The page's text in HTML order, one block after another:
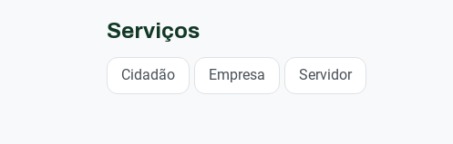
Serviços
Cidadão Empresa Servidor